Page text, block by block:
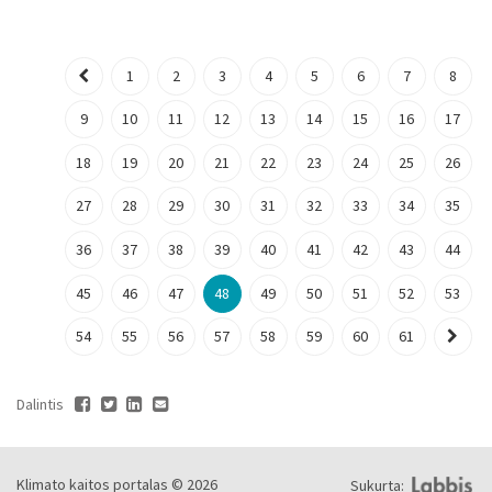
1 2 3 4 5 6 7 8
9 10 11 12 13 14 15 16 17
18 19 20 21 22 23 24 25 26
27 28 29 30 31 32 33 34 35
36 37 38 39 40 41 42 43 44
45 46 47 48 49 50 51 52 53
54 55 56 57 58 59 60 61
Dalintis
Klimato kaitos portalas © 2026 Sukurta: